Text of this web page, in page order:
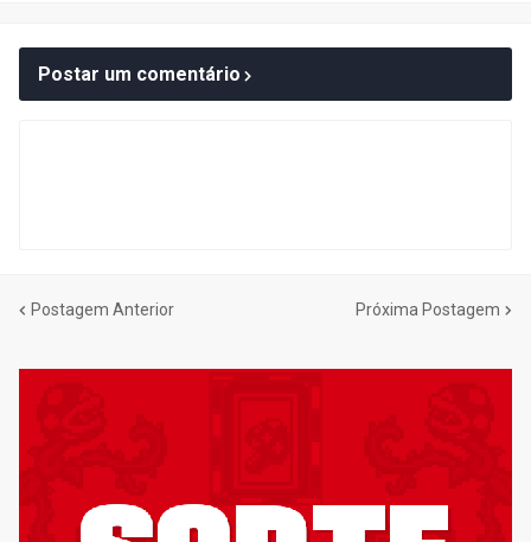
Postar um comentário
Postagem Anterior Próxima Postagem